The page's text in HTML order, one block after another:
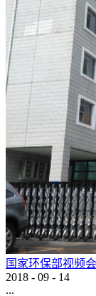
国家环保部视频
2018 - 09 - 14
...